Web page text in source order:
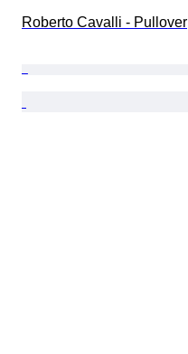
Roberto Cavalli - Pullover